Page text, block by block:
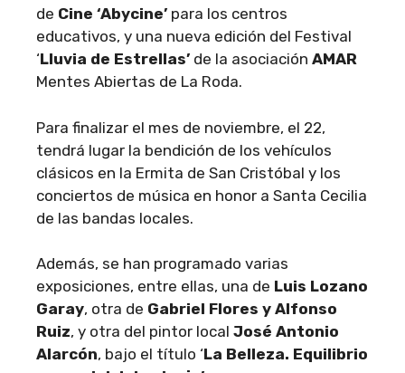
de Cine ‘Abycine’ para los centros
educativos, y una nueva edición del Festival
‘Lluvia de Estrellas’ de la asociación AMAR
Mentes Abiertas de La Roda.
Para finalizar el mes de noviembre, el 22,
tendrá lugar la bendición de los vehículos
clásicos en la Ermita de San Cristóbal y los
conciertos de música en honor a Santa Cecilia
de las bandas locales.
Además, se han programado varias
exposiciones, entre ellas, una de Luis Lozano
Garay, otra de Gabriel Flores y Alfonso
Ruiz, y otra del pintor local José Antonio
Alarcón, bajo el título ‘La Belleza. Equilibrio